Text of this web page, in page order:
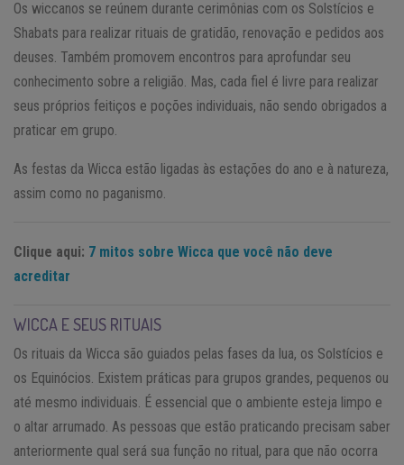
Os wiccanos se reúnem durante cerimônias com os Solstícios e
Shabats para realizar rituais de gratidão, renovação e pedidos aos
deuses. Também promovem encontros para aprofundar seu
conhecimento sobre a religião. Mas, cada fiel é livre para realizar
seus próprios feitiços e poções individuais, não sendo obrigados a
praticar em grupo.
As festas da Wicca estão ligadas às estações do ano e à natureza,
assim como no paganismo.
Clique aqui: 7 mitos sobre Wicca que você não deve
acreditar
WICCA E SEUS RITUAIS
Os rituais da Wicca são guiados pelas fases da lua, os Solstícios e
os Equinócios. Existem práticas para grupos grandes, pequenos ou
até mesmo individuais. É essencial que o ambiente esteja limpo e
o altar arrumado. As pessoas que estão praticando precisam saber
anteriormente qual será sua função no ritual, para que não ocorra